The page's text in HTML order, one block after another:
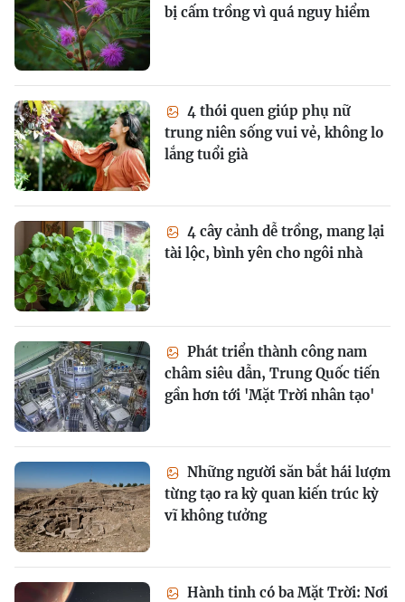
bị cấm trồng vì quá nguy hiểm
4 thói quen giúp phụ nữ
trung niên sống vui vẻ, không lo
lắng tuổi già
4 cây cảnh dễ trồng, mang lại
tài lộc, bình yên cho ngôi nhà
Phát triển thành công nam
châm siêu dẫn, Trung Quốc tiến
gần hơn tới 'Mặt Trời nhân tạo'
Những người săn bắt hái lượm
từng tạo ra kỳ quan kiến trúc kỳ
vĩ không tưởng
Hành tinh có ba Mặt Trời: Nơi